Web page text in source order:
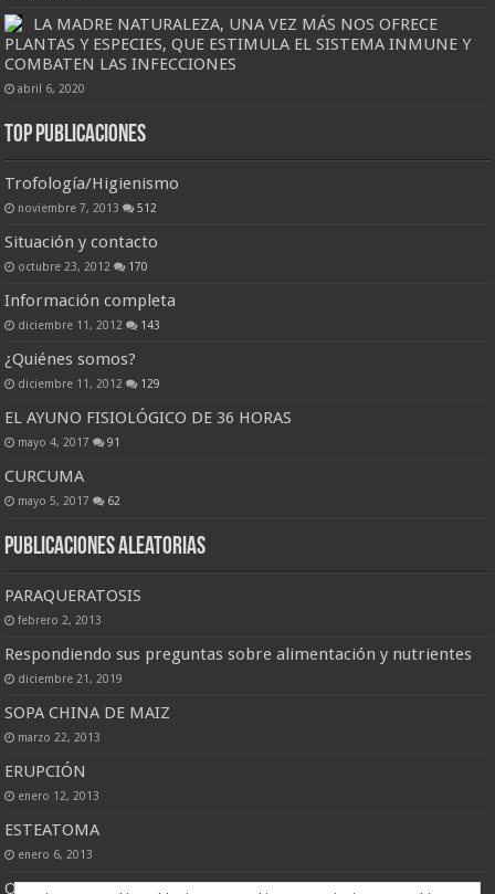
LA MADRE NATURALEZA, UNA VEZ MÁS NOS OFRECE
PLANTAS Y ESPECIES, QUE ESTIMULA EL SISTEMA INMUNE Y
COMBATEN LAS INFECCIONES
abril 6, 2020
Top Publicaciones
Trofología/Higienismo
noviembre 7, 2013 512
Situación y contacto
octubre 23, 2012 170
Información completa
diciembre 11, 2012 143
¿Quiénes somos?
diciembre 11, 2012 129
EL AYUNO FISIOLÓGICO DE 36 HORAS
mayo 4, 2017 91
CURCUMA
mayo 5, 2017 62
Publicaciones Aleatorias
PARAQUERATOSIS
febrero 2, 2013
Respondiendo sus preguntas sobre alimentación y nutrientes
diciembre 21, 2019
SOPA CHINA DE MAIZ
marzo 22, 2013
ERUPCIÓN
enero 12, 2013
ESTEATOMA
enero 6, 2013
OMS destaca avances contra el cáncer en Cuba